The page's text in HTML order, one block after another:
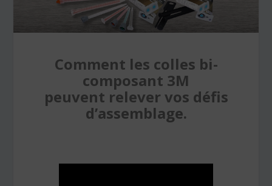
Comment les colles bi-
composant 3M
peuvent relever vos défis
d’assemblage.